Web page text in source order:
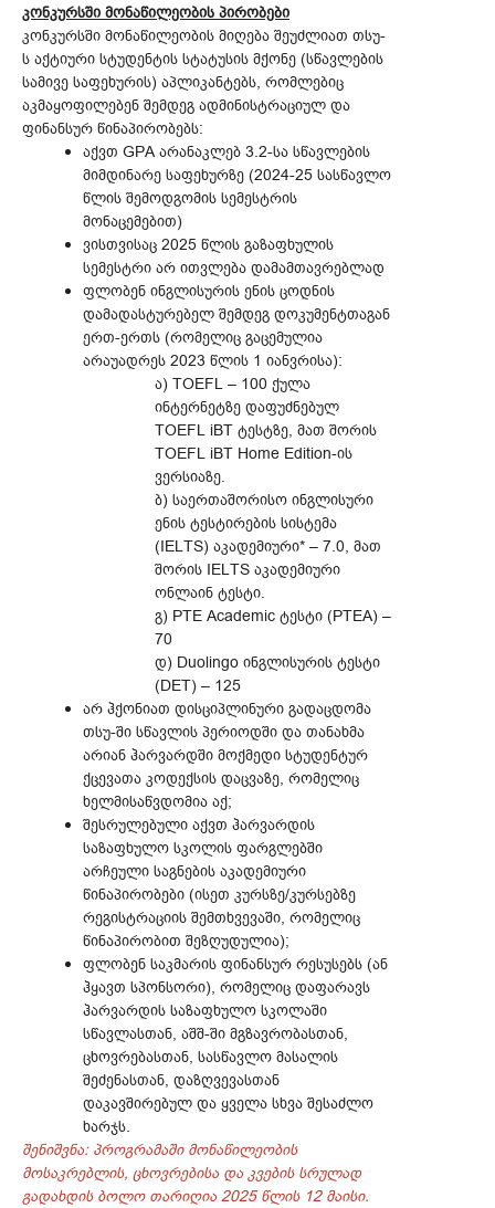
კონკურსში მონაწილეობის პირობები
კონკურსში მონაწილეობის მიღება შეუძლიათ თსუ-
ს აქტიური სტუდენტის სტატუსის მქონე (სწავლების
სამივე საფეხურის) აპლიკანტებს, რომლებიც
აკმაყოფილებენ შემდეგ ადმინისტრაციულ და
ფინანსურ წინაპირობებს:
აქვთ GPA არანაკლებ 3.2-სა სწავლების
მიმდინარე საფეხურზე (2024-25 სასწავლო
წლის შემოდგომის სემესტრის
მონაცემებით)
ვისთვისაც 2025 წლის გაზაფხულის
სემესტრი არ ითვლება დამამთავრებლად
ფლობენ ინგლისურის ენის ცოდნის
დამადასტურებელ შემდეგ დოკუმენტთაგან
ერთ-ერთს (რომელიც გაცემულია
არაუადრეს 2023 წლის 1 იანვრისა):
ა) TOEFL – 100 ქულა
ინტერნეტზე დაფუძნებულ
TOEFL iBT ტესტზე, მათ შორის
TOEFL iBT Home Edition-ის
ვერსიაზე.
ბ) საერთაშორისო ინგლისური
ენის ტესტირების სისტემა
(IELTS) აკადემიური* – 7.0, მათ
შორის IELTS აკადემიური
ონლაინ ტესტი.
გ) PTE Academic ტესტი (PTEA) –
70
დ) Duolingo ინგლისურის ტესტი
(DET) – 125
არ ჰქონიათ დისციპლინური გადაცდომა
თსუ-ში სწავლის პერიოდში და თანახმა
არიან ჰარვარდში მოქმედი სტუდენტურ
ქცევათა კოდექსის დაცვაზე, რომელიც
ხელმისაწვდომია აქ;
შესრულებული აქვთ ჰარვარდის
საზაფხულო სკოლის ფარგლებში
არჩეული საგნების აკადემიური
წინაპირობები (ისეთ კურსზე/კურსებზე
რეგისტრაციის შემთხვევაში, რომელიც
წინაპირობით შეზღუდულია);
ფლობენ საკმარის ფინანსურ რესუსებს (ან
ჰყავთ სპონსორი), რომელიც დაფარავს
ჰარვარდის საზაფხულო სკოლაში
სწავლასთან, აშშ-ში მგზავრობასთან,
ცხოვრებასთან, სასწავლო მასალის
შეძენასთან, დაზღვევასთან
დაკავშირებულ და ყველა სხვა შესაძლო
ხარჯს.
შენიშვნა: პროგრამაში მონაწილეობის
მოსაკრებლის, ცხოვრებისა და კვების სრულად
გადახდის ბოლო თარიღია 2025 წლის 12 მაისი.